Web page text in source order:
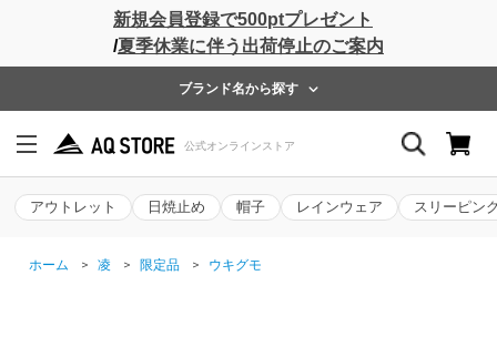
新規会員登録で500ptプレゼント
/夏季休業に伴う出荷停止のご案内
ブランド名から探す
アウトレット 日焼止め 帽子 レインウェア スリーピン
ホーム > 凌 > 限定品 > ウキグモ